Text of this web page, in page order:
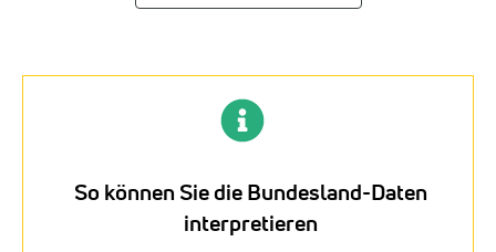
So können Sie die Bundesland-Daten
interpretieren